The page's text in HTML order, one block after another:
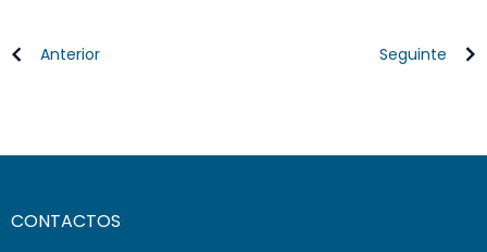
Anterior Seguinte
CONTACTOS